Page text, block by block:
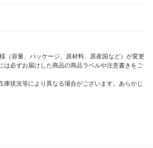
（容量、パッケージ、原材料、原産国など）が変更
必ずお届けした商品の商品ラベルや注意書きをご
状況等により異なる場合がございます。あらかじ